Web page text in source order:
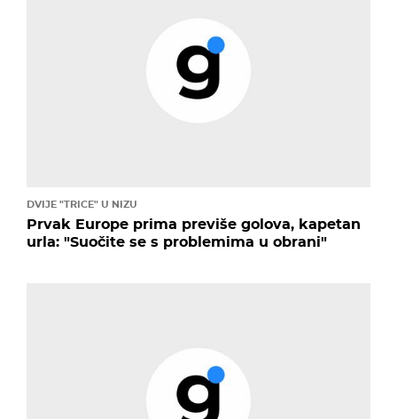
DVIJE "TRICE" U NIZU
Prvak Europe prima previše golova, kapetan
urla: "Suočite se s problemima u obrani"